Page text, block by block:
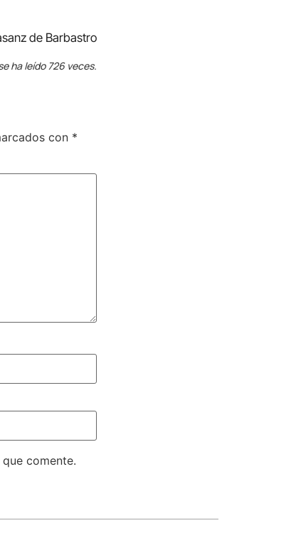
de Barbastro
ha leído 726 veces.
con *
comente.